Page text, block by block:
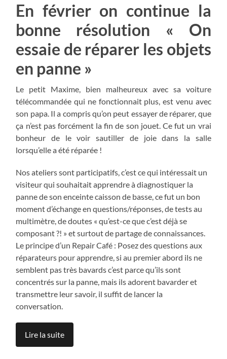
En février on continue la
bonne résolution « On
essaie de réparer les objets
en panne »
Le petit Maxime, bien malheureux avec sa voiture
télécommandée qui ne fonctionnait plus, est venu avec
son papa. Il a compris qu’on peut essayer de réparer, que
ça n’est pas forcément la fin de son jouet. Ce fut un vrai
bonheur de le voir sautiller de joie dans la salle
lorsqu’elle a été réparée !
Nos ateliers sont participatifs, c’est ce qui intéressait un
visiteur qui souhaitait apprendre à diagnostiquer la
panne de son enceinte caisson de basse, ce fut un bon
moment d’échange en questions/réponses, de tests au
multimètre, de doutes « qu’est-ce que c’est déjà se
composant ?! » et surtout de partage de connaissances.
Le principe d’un Repair Café : Posez des questions aux
réparateurs pour apprendre, si au premier abord ils ne
semblent pas très bavards c’est parce qu’ils sont
concentrés sur la panne, mais ils adorent bavarder et
transmettre leur savoir, il suffit de lancer la
conversation.
Lire la suite